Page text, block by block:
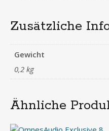
Zusätzliche
Gewicht
0,2 kg
Ähnliche